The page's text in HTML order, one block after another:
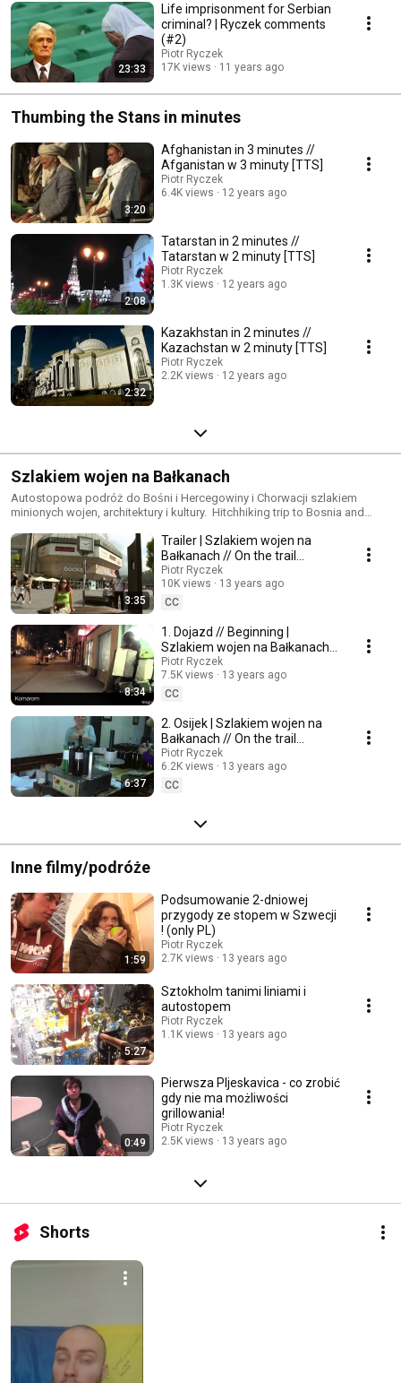
23:33
Life imprisonment for Serbian
criminal? | Ryczek comments
(#2)
Piotr Ryczek
17K views
11 years ago
Thumbing the Stans in minutes
3:20
Afghanistan in 3 minutes //
Afganistan w 3 minuty [TTS]
Piotr Ryczek
6.4K views
12 years ago
2:08
Tatarstan in 2 minutes //
Tatarstan w 2 minuty [TTS]
Piotr Ryczek
1.3K views
12 years ago
2:32
Kazakhstan in 2 minutes //
Kazachstan w 2 minuty [TTS]
Piotr Ryczek
2.2K views
12 years ago
Szlakiem wojen na Bałkanach
Autostopowa podróż do Bośni i Hercegowiny i Chorwacji szlakiem
minionych wojen, architektury i kultury. Hitchhiking trip to Bosnia and
culture.
3:35
Trailer | Szlakiem wojen na
Bałkanach // On the trail
through Balkan Wars
Piotr Ryczek
10K views
13 years ago
CC
8:34
1. Dojazd // Beginning |
Szlakiem wojen na Bałkanach
// On the trail through Balkan
Wars
Piotr Ryczek
7.5K views
13 years ago
CC
6:37
2. Osijek | Szlakiem wojen na
Bałkanach // On the trail
through Balkan Wars
Piotr Ryczek
6.2K views
13 years ago
CC
Inne filmy/podróże
1:59
Podsumowanie 2-dniowej
przygody ze stopem w Szwecji
! (only PL)
Piotr Ryczek
2.7K views
13 years ago
5:27
Sztokholm tanimi liniami i
autostopem
Piotr Ryczek
1.1K views
13 years ago
0:49
Pierwsza Pljeskavica - co zrobić
gdy nie ma możliwości
grillowania!
Piotr Ryczek
2.5K views
13 years ago
Shorts